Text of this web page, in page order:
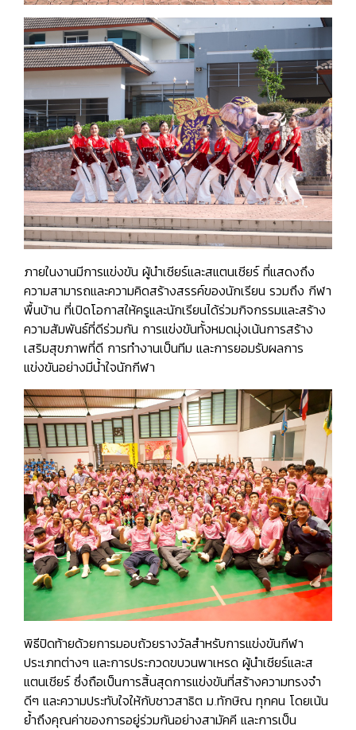
ภายในงานมีการแข่งขัน ผู้นำเชียร์และสแตนเชียร์ ที่แสดงถึง
ความสามารถและความคิดสร้างสรรค์ของนักเรียน รวมถึง กีฬา
พื้นบ้าน ที่เปิดโอกาสให้ครูและนักเรียนได้ร่วมกิจกรรมและสร้าง
ความสัมพันธ์ที่ดีร่วมกัน การแข่งขันทั้งหมดมุ่งเน้นการสร้าง
เสริมสุขภาพที่ดี การทำงานเป็นทีม และการยอมรับผลการ
แข่งขันอย่างมีน้ำใจนักกีฬา
พิธีปิดท้ายด้วยการมอบถ้วยรางวัลสำหรับการแข่งขันกีฬา
ประเภทต่างๆ และการประกวดขบวนพาเหรด ผู้นำเชียร์และส
แตนเชียร์ ซึ่งถือเป็นการสิ้นสุดการแข่งขันที่สร้างความทรงจำ
ดีๆ และความประทับใจให้กับชาวสาธิต ม.ทักษิณ ทุกคน โดยเน้น
ย้ำถึงคุณค่าของการอยู่ร่วมกันอย่างสามัคคี และการเป็น